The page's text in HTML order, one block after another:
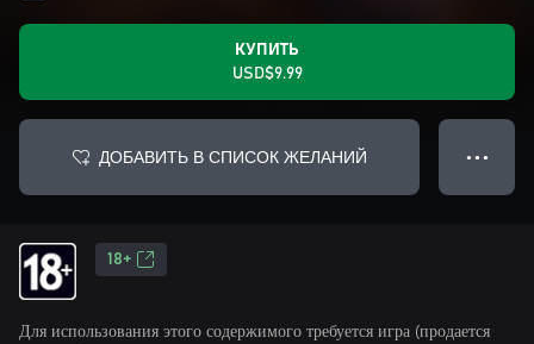
КУПИТЬ
USD$9.99
ДОБАВИТЬ В СПИСОК ЖЕЛАНИЙ ● ● ●
18+
Для использования этого содержимого требуется игра (продается